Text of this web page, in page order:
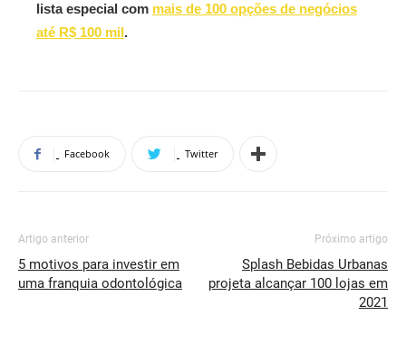
lista especial com mais de 100 opções de negócios
até R$ 100 mil.
Facebook Twitter
Artigo anterior
5 motivos para investir em
uma franquia odontológica
Próximo artigo
Splash Bebidas Urbanas
projeta alcançar 100 lojas em
2021